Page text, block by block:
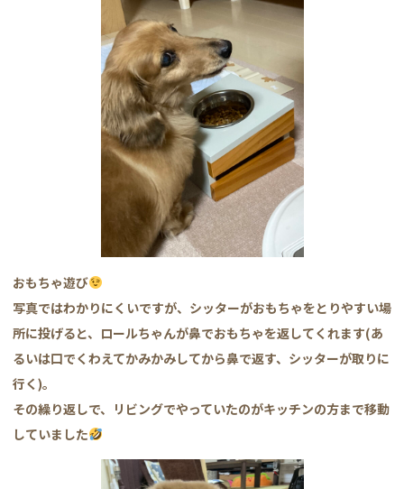
おもちゃ遊び
写真ではわかりにくいですが、シッターがおもちゃをとりやすい場
所に投げると、ロールちゃんが鼻でおもちゃを返してくれます(あ
るいは口でくわえてかみかみしてから鼻で返す、シッターが取りに
行く)。
その繰り返しで、リビングでやっていたのがキッチンの方まで移動
していました